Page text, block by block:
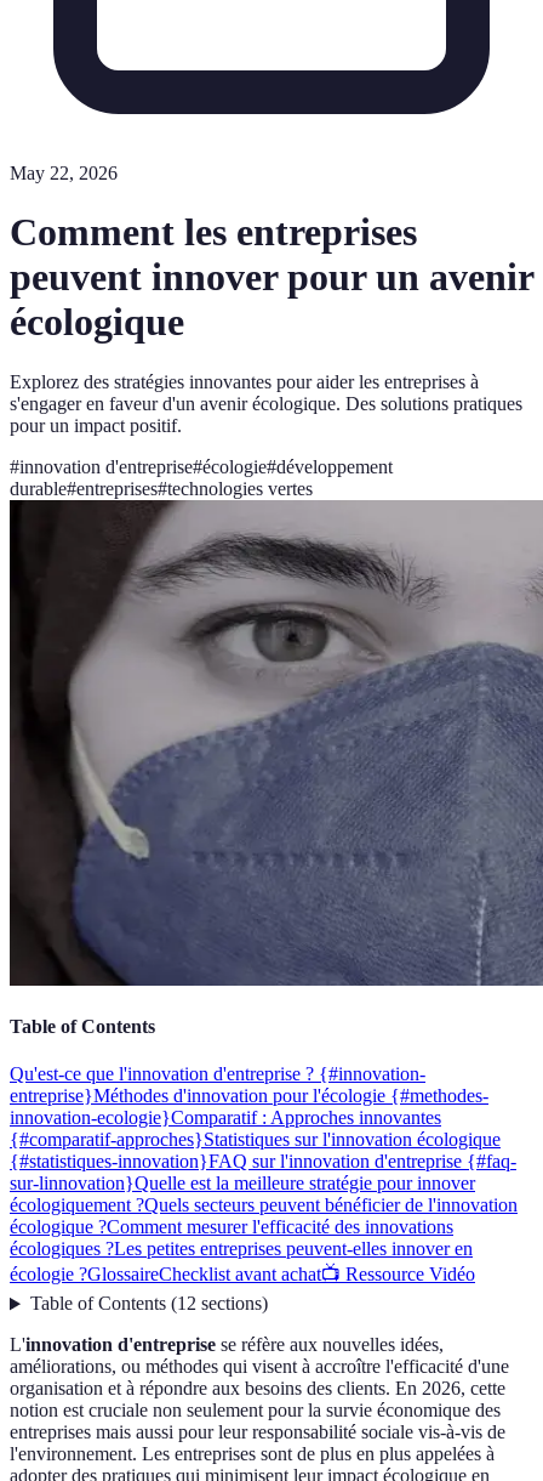
May 22, 2026
Comment les entreprises
peuvent innover pour un avenir
écologique
Explorez des stratégies innovantes pour aider les entreprises à
s'engager en faveur d'un avenir écologique. Des solutions pratiques
pour un impact positif.
#innovation d'entreprise#écologie#développement
durable#entreprises#technologies vertes
Table of Contents
Qu'est-ce que l'innovation d'entreprise ? {#innovation-
entreprise}Méthodes d'innovation pour l'écologie {#methodes-
innovation-ecologie}Comparatif : Approches innovantes
{#comparatif-approches}Statistiques sur l'innovation écologique
{#statistiques-innovation}FAQ sur l'innovation d'entreprise {#faq-
sur-linnovation}Quelle est la meilleure stratégie pour innover
écologiquement ?Quels secteurs peuvent bénéficier de l'innovation
écologique ?Comment mesurer l'efficacité des innovations
écologiques ?Les petites entreprises peuvent-elles innover en
écologie ?GlossaireChecklist avant achat📺 Ressource Vidéo
Table of Contents(12 sections)
L'innovation d'entreprise se réfère aux nouvelles idées,
améliorations, ou méthodes qui visent à accroître l'efficacité d'une
organisation et à répondre aux besoins des clients. En 2026, cette
notion est cruciale non seulement pour la survie économique des
entreprises mais aussi pour leur responsabilité sociale vis-à-vis de
l'environnement. Les entreprises sont de plus en plus appelées à
adopter des pratiques qui minimisent leur impact écologique en